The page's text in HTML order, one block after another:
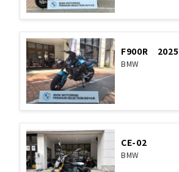
F900R 2025
BMW
CE-02
BMW